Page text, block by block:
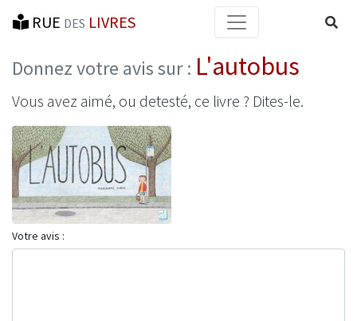
RUE DES LIVRES
Donnez votre avis sur : L'autobus
Vous avez aimé, ou detesté, ce livre ? Dites-le.
Votre avis :